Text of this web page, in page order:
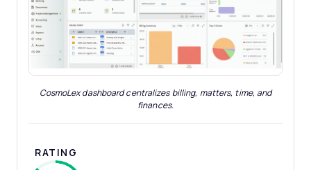
CosmoLex dashboard centralizes billing, matters, time, and
finances.
RATING